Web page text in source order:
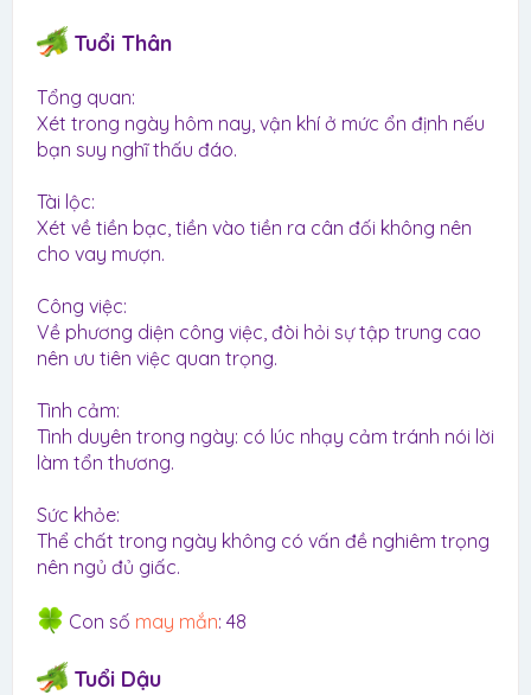
Tuổi Thân
Tổng quan:
Xét trong ngày hôm nay, vận khí ở mức ổn định nếu
bạn suy nghĩ thấu đáo.
Tài lộc:
Xét về tiền bạc, tiền vào tiền ra cân đối không nên
cho vay mượn.
Công việc:
Về phương diện công việc, đòi hỏi sự tập trung cao
nên ưu tiên việc quan trọng.
Tình cảm:
Tình duyên trong ngày: có lúc nhạy cảm tránh nói lời
làm tổn thương.
Sức khỏe:
Thể chất trong ngày không có vấn đề nghiêm trọng
nên ngủ đủ giấc.
Con số may mắn: 48
Tuổi Dậu